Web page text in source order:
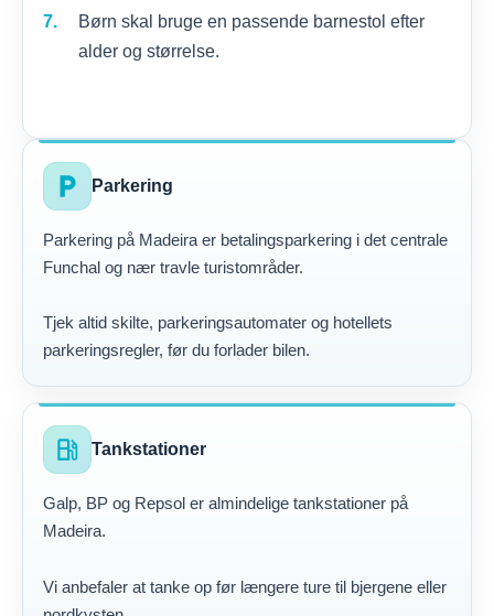
Børn skal bruge en passende barnestol efter
alder og størrelse.
local_parking Parkering
Parkering på Madeira er betalingsparkering i det centrale
Funchal og nær travle turistområder.
Tjek altid skilte, parkeringsautomater og hotellets
parkeringsregler, før du forlader bilen.
local_gas_station Tankstationer
Galp, BP og Repsol er almindelige tankstationer på
Madeira.
Vi anbefaler at tanke op før længere ture til bjergene eller